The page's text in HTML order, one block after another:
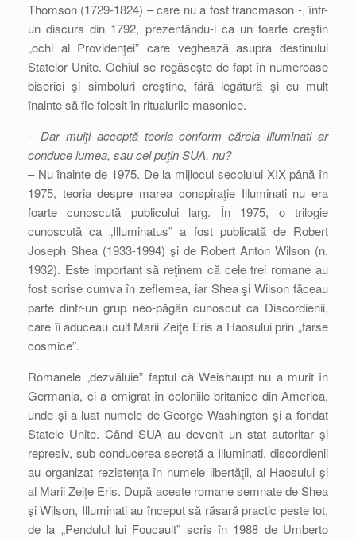
Thomson (1729-1824) – care nu a fost francmason -, într-
un discurs din 1792, prezentându-l ca un foarte creştin
„ochi al Providenţei” care veghează asupra destinului
Statelor Unite. Ochiul se regăseşte de fapt în numeroase
biserici şi simboluri creştine, fără legătură şi cu mult
înainte să fie folosit în ritualurile masonice.
– Dar mulţi acceptă teoria conform căreia Illuminati ar
conduce lumea, sau cel puţin SUA, nu?
– Nu înainte de 1975. De la mijlocul secolului XIX până în
1975, teoria despre marea conspiraţie Illuminati nu era
foarte cunoscută publicului larg. În 1975, o trilogie
cunoscută ca „Illuminatus” a fost publicată de Robert
Joseph Shea (1933-1994) şi de Robert Anton Wilson (n.
1932). Este important să reţinem că cele trei romane au
fost scrise cumva în zeflemea, iar Shea şi Wilson făceau
parte dintr-un grup neo-păgân cunoscut ca Discordienii,
care îi aduceau cult Marii Zeiţe Eris a Haosului prin „farse
cosmice”.
Romanele „dezvăluie” faptul că Weishaupt nu a murit în
Germania, ci a emigrat în coloniile britanice din America,
unde şi-a luat numele de George Washington şi a fondat
Statele Unite. Când SUA au devenit un stat autoritar şi
represiv, sub conducerea secretă a Illuminati, discordienii
au organizat rezistenţa în numele libertăţii, al Haosului şi
al Marii Zeiţe Eris. După aceste romane semnate de Shea
şi Wilson, Illuminati au început să răsară practic peste tot,
de la „Pendulul lui Foucault” scris în 1988 de Umberto